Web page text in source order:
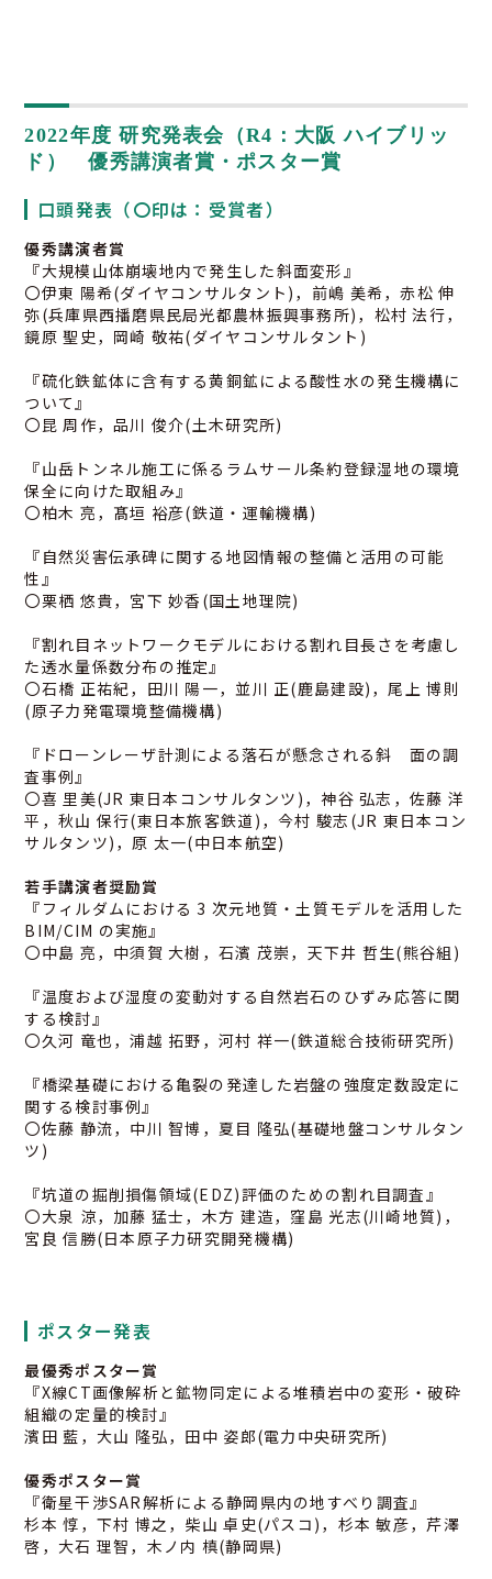
2022年度 研究発表会（R4：大阪 ハイブリッ
ド） 優秀講演者賞・ポスター賞
口頭発表（〇印は：受賞者）
優秀講演者賞
『大規模山体崩壊地内で発生した斜面変形』
〇伊東 陽希(ダイヤコンサルタント)，前嶋 美希，赤松 伸
弥(兵庫県西播磨県民局光都農林振興事務所)，松村 法行，
鏡原 聖史，岡崎 敬祐(ダイヤコンサルタント)
『硫化鉄鉱体に含有する黄銅鉱による酸性水の発生機構に
ついて』
〇昆 周作，品川 俊介(土木研究所)
『山岳トンネル施工に係るラムサール条約登録湿地の環境
保全に向けた取組み』
〇柏木 亮，髙垣 裕彦(鉄道・運輸機構)
『自然災害伝承碑に関する地図情報の整備と活用の可能
性』
〇栗栖 悠貴，宮下 妙香(国土地理院)
『割れ目ネットワークモデルにおける割れ目長さを考慮し
た透水量係数分布の推定』
〇石橋 正祐紀，田川 陽一，並川 正(鹿島建設)，尾上 博則
(原子力発電環境整備機構)
『ドローンレーザ計測による落石が懸念される斜 面の調
査事例』
〇喜 里美(JR 東日本コンサルタンツ)，神谷 弘志，佐藤 洋
平，秋山 保行(東日本旅客鉄道)，今村 駿志(JR 東日本コン
サルタンツ)，原 太一(中日本航空)
若手講演者奨励賞
『フィルダムにおける 3 次元地質・土質モデルを活用した
BIM/CIM の実施』
〇中島 亮，中須賀 大樹，石濱 茂崇，天下井 哲生(熊谷組)
『温度および湿度の変動対する自然岩石のひずみ応答に関
する検討』
〇久河 竜也，浦越 拓野，河村 祥一(鉄道総合技術研究所)
『橋梁基礎における亀裂の発達した岩盤の強度定数設定に
関する検討事例』
〇佐藤 静流，中川 智博，夏目 隆弘(基礎地盤コンサルタン
ツ)
『坑道の掘削損傷領域(EDZ)評価のための割れ目調査』
〇大泉 涼，加藤 猛士，木方 建造，窪島 光志(川崎地質)，
宮良 信勝(日本原子力研究開発機構)
ポスター発表
最優秀ポスター賞
『X線CT画像解析と鉱物同定による堆積岩中の変形・破砕
組織の定量的検討』
濱田 藍，大山 隆弘，田中 姿郎(電力中央研究所)
優秀ポスター賞
『衛星干渉SAR解析による静岡県内の地すべり調査』
杉本 惇，下村 博之，柴山 卓史(パスコ)，杉本 敏彦，芹澤
啓，大石 理智，木ノ内 槙(静岡県)